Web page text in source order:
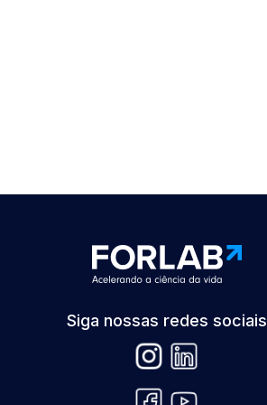
Siga nossas redes sociais